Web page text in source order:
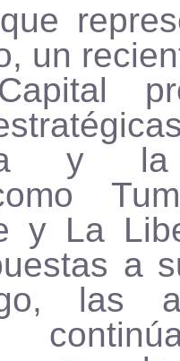
un
y la
y La
a
las